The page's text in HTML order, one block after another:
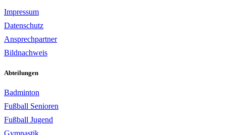
Impressum
Datenschutz
Ansprechpartner
Bildnachweis
Abteilungen
Badminton
Fußball Senioren
Fußball Jugend
Gymnastik